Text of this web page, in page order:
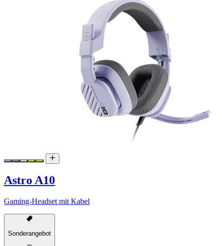
Astro A10
Gaming-Headset mit Kabel
Sonderangebot